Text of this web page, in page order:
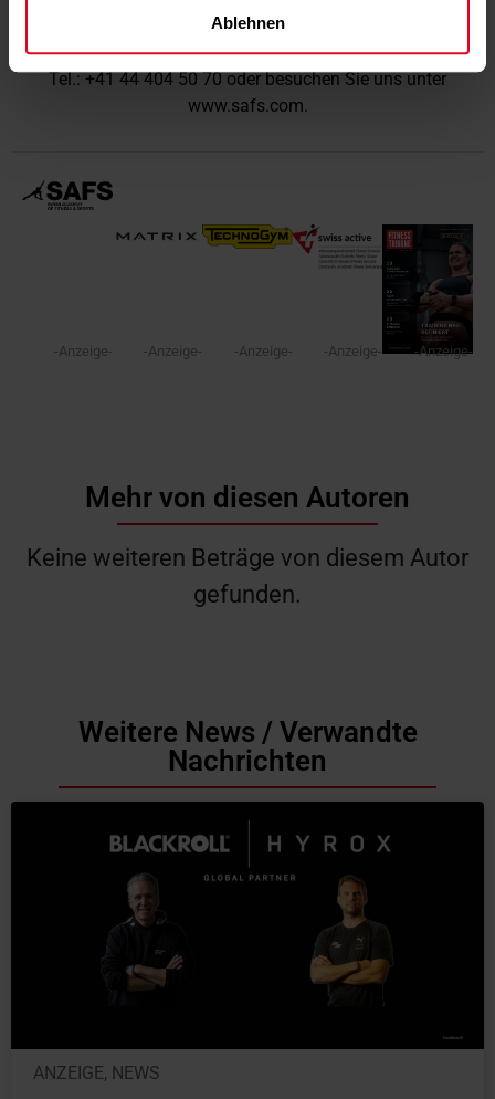
Ablehnen
Für eine persönliche Beratung rufen Sie uns jetzt an unter
Tel.:+41 44 404 50 70oder besuchen Sie uns unter
www.safs.com.
-Anzeige- -Anzeige- -Anzeige- -Anzeige- -Anzeige-
Mehr von diesen Autoren
Keine weiteren Beträge von diesem Autor
gefunden.
Weitere News / Verwandte
Nachrichten
ANZEIGE, NEWS